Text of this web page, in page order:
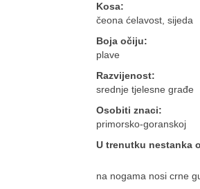
Kosa:
čeona ćelavost, sijeda
Boja očiju:
plave
Razvijenost:
srednje tjelesne građe
Osobiti znaci:
primorsko-goranskoj
U trenutku nestanka
na nogama nosi crne